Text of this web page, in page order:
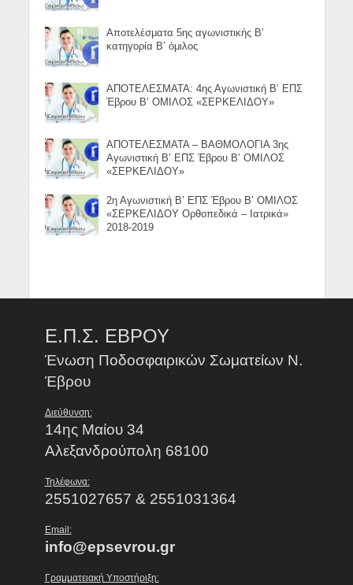
Αποτελέσματα 5ης αγωνιστικής Β’
κατηγορία Β’ όμιλος
ΑΠΟΤΕΛΕΣΜΑΤΑ: 4ης Αγωνιστική Β’ ΕΠΣ
Έβρου Β’ ΟΜΙΛΟΣ «ΣΕΡΚΕΛΙΔΟΥ»
ΑΠΟΤΕΛΕΣΜΑΤΑ – ΒΑΘΜΟΛΟΓΙΑ 3ης
Αγωνιστική Β’ ΕΠΣ Έβρου Β’ ΟΜΙΛΟΣ
«ΣΕΡΚΕΛΙΔΟΥ»
2η Αγωνιστική Β’ ΕΠΣ Έβρου Β’ ΟΜΙΛΟΣ
«ΣΕΡΚΕΛΙΔΟΥ Ορθοπεδικά – Ιατρικά»
2018-2019
Ε.Π.Σ. ΕΒΡΟΥ
Ένωση Ποδοσφαιρικών Σωματείων Ν.
Έβρου
Διεύθυνση:
14ης Μαίου 34
Αλεξανδρούπολη 68100
Τηλέφωνα:
2551027657 & 2551031364
Email:
info@epsevrou.gr
Γραμματειακή Υποστήριξη: